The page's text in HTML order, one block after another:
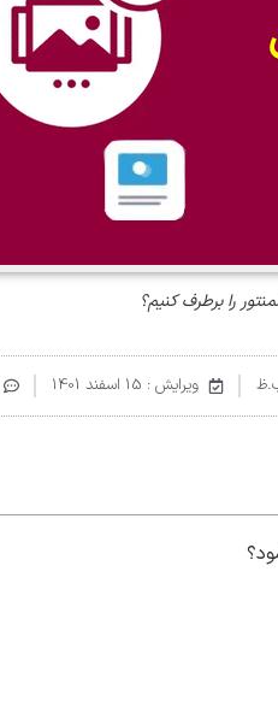
را برطرف کنیم؟
ویرایش : 15 اسفند 1401